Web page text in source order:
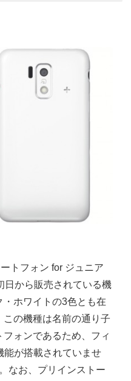
トフォン for ジュニア
日から販売されている機
ホワイトの3色とも在
の機種は名前の通り子
ォンであるため、フィ
能が搭載されていませ
なお、プリインストー